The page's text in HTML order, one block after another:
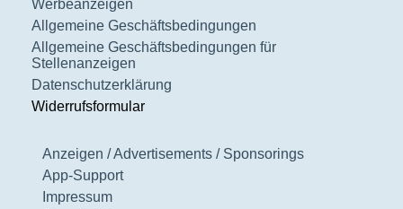
Werbeanzeigen
Allgemeine Geschäftsbedingungen
Allgemeine Geschäftsbedingungen für
Stellenanzeigen
Datenschutzerklärung
Widerrufsformular
Anzeigen / Advertisements / Sponsorings
App-Support
Impressum